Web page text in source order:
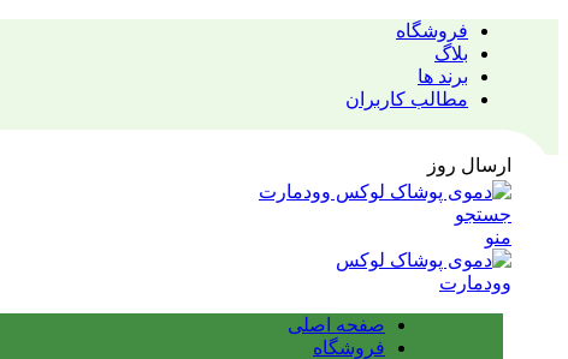
فروشگاه
بلاگ
برند ها
مطالب کاربران
ارسال روز
جستجو
منو
صفحه اصلی
فروشگاه